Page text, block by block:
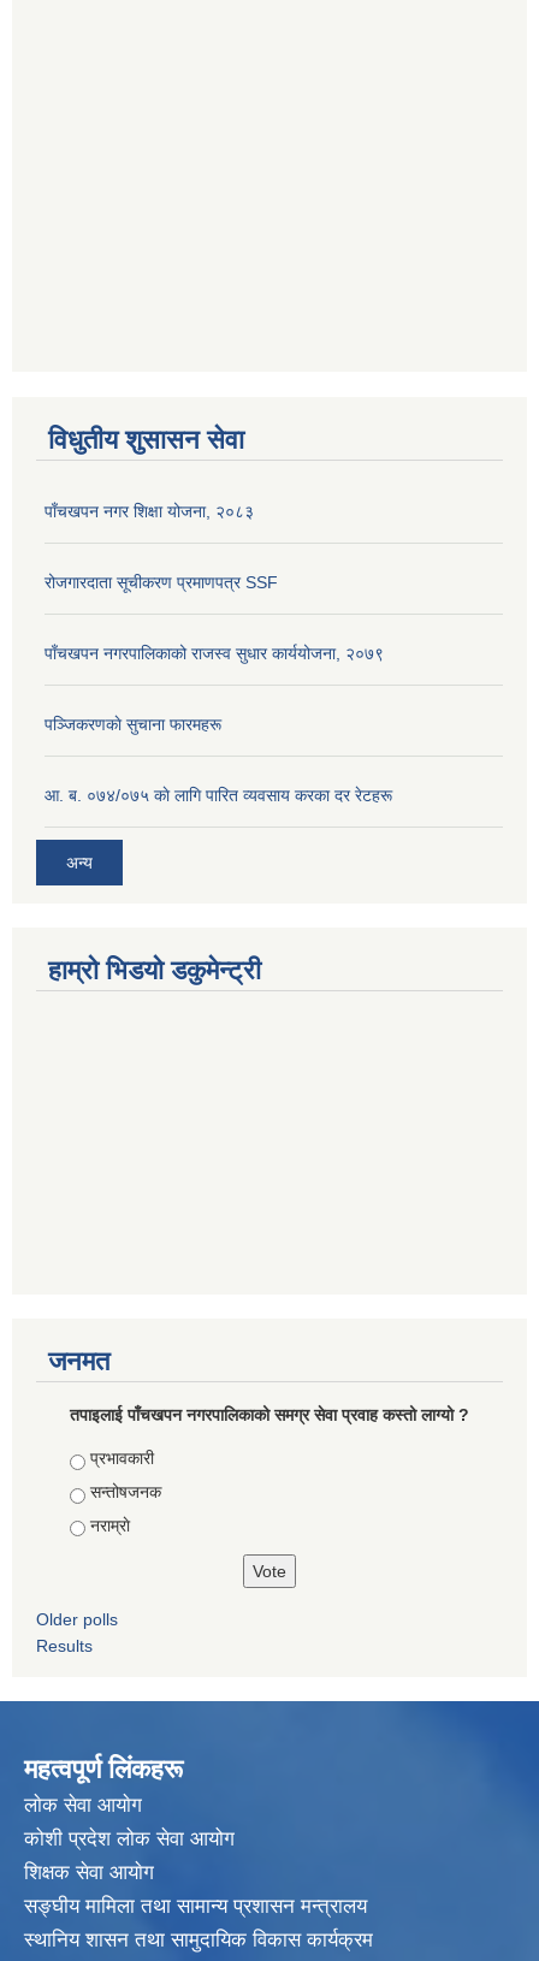
विधुतीय शुसासन सेवा
पाँचखपन नगर शिक्षा योजना, २०८३
रोजगारदाता सूचीकरण प्रमाणपत्र SSF
पाँचखपन नगरपालिकाको राजस्व सुधार कार्ययोजना, २०७९
पञ्जिकरणकाे सुचाना फारमहरू
आ. ब. ०७४/०७५ काे लागि पारित व्यवसाय करका दर रेटहरू
अन्य
हाम्रो भिडयो डकुमेन्ट्री
जनमत
तपाइलाई पाँचखपन नगरपालिकाको समग्र सेवा प्रवाह कस्तो लाग्यो ?
Choices
प्रभावकारी
सन्तोषजनक
नराम्राे
Older polls
Results
महत्वपूर्ण लिंकहरू
लाेक सेवा आयाेग
कोशी प्रदेश लोक सेवा आयोग
शिक्षक सेवा आयाेग
सङ्‍घीय मामिला तथा सामान्य प्रशासन मन्त्रालय
स्थानिय शासन तथा सामुदायिक विकास कार्यक्रम